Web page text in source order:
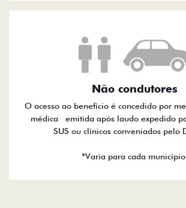
Não condutores
O acesso ao benefício é concedido por
médica emitida após laudo expedido
SUS ou clínicos conveniados pelo
*Varia para cada